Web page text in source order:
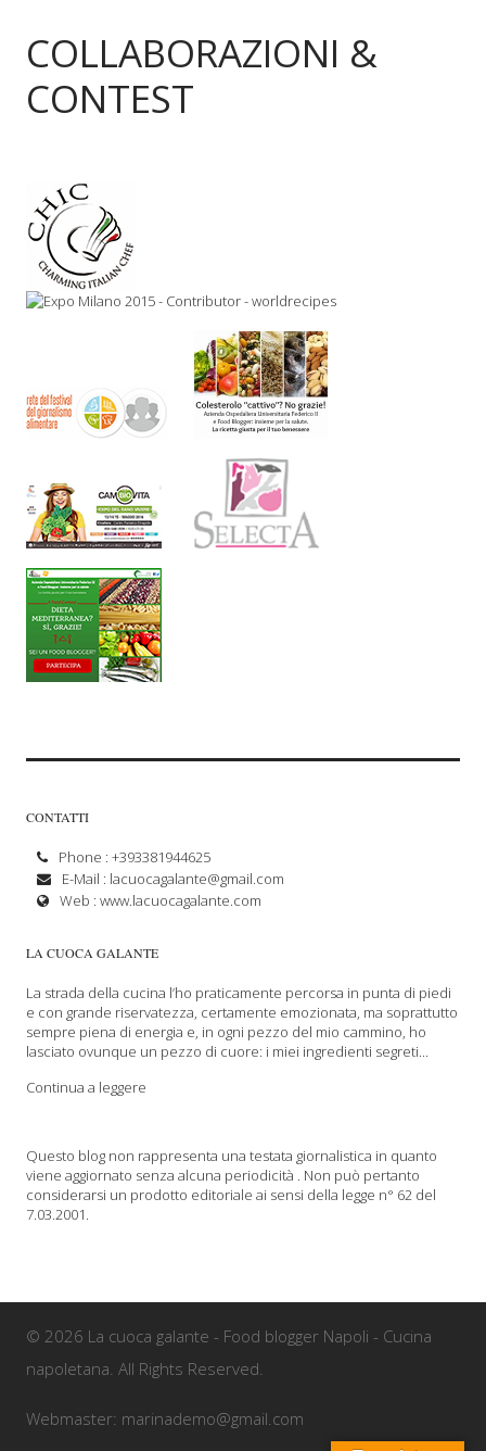
COLLABORAZIONI &
CONTEST
CONTATTI
Phone : +393381944625
E-Mail : lacuocagalante@gmail.com
Web :www.lacuocagalante.com
LA CUOCA GALANTE
La strada della cucina l’ho praticamente percorsa in punta di piedi
e con grande riservatezza, certamente emozionata, ma soprattutto
sempre piena di energia e, in ogni pezzo del mio cammino, ho
lasciato ovunque un pezzo di cuore: i miei ingredienti segreti...
Continua a leggere
Questo blog non rappresenta una testata giornalistica in quanto
viene aggiornato senza alcuna periodicità . Non può pertanto
considerarsi un prodotto editoriale ai sensi della legge n° 62 del
7.03.2001.
© 2026 La cuoca galante - Food blogger Napoli - Cucina
napoletana. All Rights Reserved.
Webmaster: marinademo@gmail.com